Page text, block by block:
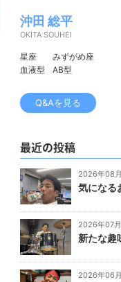
沖田 総平
OKITA SOUHEI
星座
みずがめ座
血液型
AB型
Q&Aを見る
最近の投稿
2026年08
気になる
2026年07
新たな趣
2026年06